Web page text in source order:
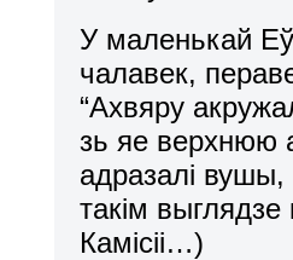
У маленькай
чалавек,
“Ахвяру
зь яе верхнюю
адразалі вушы,
такім
Камісіі…)